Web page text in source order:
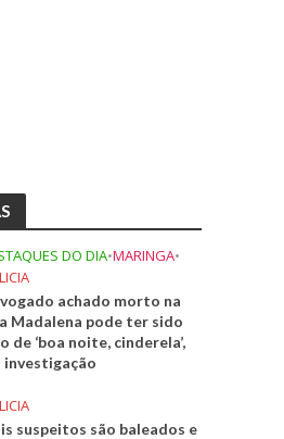
DO DIA•MARINGA•
achado morto na
Madalena pode ter sido
de ‘boa noite, cinderela’,
investigação
suspeitos são baleados e